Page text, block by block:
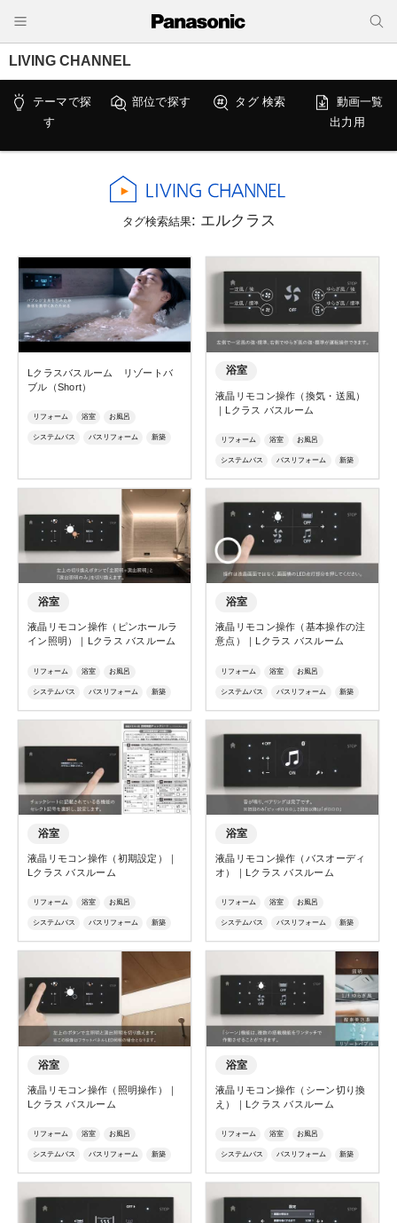
LIVING CHANNEL
テーマで探
す
部位で探す タグ 検索
動画一覧
出力用
タグ検索結果: エルクラス
Lクラスバスルーム リゾートバ
ブル（Short）
リフォーム 浴室 お風呂
システムバス バスリフォーム 新築
風呂 バスルーム お風呂リフォーム
浴室
液晶リモコン操作（換気・送風）
｜Lクラス バスルーム
リフォーム 浴室 お風呂
システムバス バスリフォーム 新築
ユニットバス ジャグジー リゾート
Ｌクラス エルクラス リモコン
動画解説
浴室
液晶リモコン操作（ピンホールラ
イン照明）｜Lクラス バスルーム
リフォーム 浴室 お風呂
システムバス バスリフォーム 新築
ユニットバス ジャグジー リゾート
リモコン
操作 動画解説
浴室
液晶リモコン操作（基本操作の注
意点）｜Lクラス バスルーム
リフォーム 浴室 お風呂
システムバス バスリフォーム 新築
ユニットバス ジャグジー リゾート
Ｌクラス エルクラス リモコン
動画解説
浴室
液晶リモコン操作（初期設定）｜
Lクラス バスルーム
リフォーム 浴室 お風呂
システムバス バスリフォーム 新築
ユニットバス ジャグジー リゾート
操作 動画解説
浴室
液晶リモコン操作（バスオーディ
オ）｜Lクラス バスルーム
リフォーム 浴室 お風呂
システムバス バスリフォーム 新築
ユニットバス ジャグジー リゾート
操作 説明 動画解説
浴室
液晶リモコン操作（照明操作）｜
Lクラス バスルーム
リフォーム 浴室 お風呂
システムバス バスリフォーム 新築
ユニットバス ジャグジー リゾート
Ｌクラス エルクラス リモコン
動画解説
浴室
液晶リモコン操作（シーン切り換
え）｜Lクラス バスルーム
リフォーム 浴室 お風呂
システムバス バスリフォーム 新築
ユニットバス ジャグジー リゾート
Ｌクラス エルクラス リモコン
動画解説